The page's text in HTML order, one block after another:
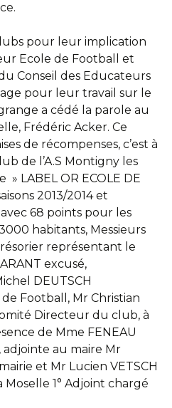
pour leur implication
Ecole de Football et
Conseil des Educateurs
pour leur travail sur le
a cédé la parole au
Frédéric Acker. Ce
de récompenses, c’est à
de l’A.S Montigny les
» LABEL OR ECOLE DE
2013/2014 et
68 points pour les
habitants, Messieurs
représentant le
excusé,
DEUTSCH
Football, Mr Christian
Directeur du club, à
de Mme FENEAU
au maire Mr
et Mr Lucien VETSCH
1° Adjoint chargé